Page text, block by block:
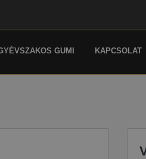
GUMI KAPCSOLAT